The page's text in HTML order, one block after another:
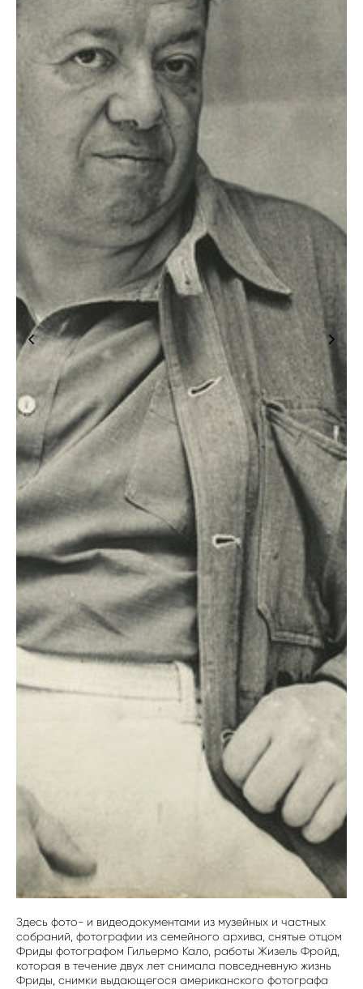
Здесь фото- и видеодокументами из музейных и частных
собраний, фотографии из семейного архива, снятые отцом
Фриды фотографом Гильермо Кало, работы Жизель Фройд,
которая в течение двух лет снимала повседневную жизнь
Фриды, снимки выдающегося американского фотографа